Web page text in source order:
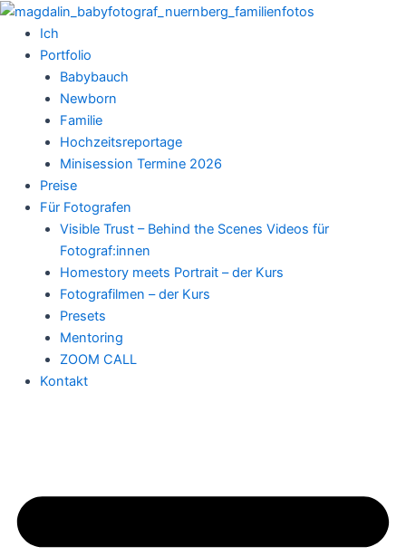
Zum
Inhalt
springen
Ich
Portfolio
Babybauch
Newborn
Familie
Hochzeitsreportage
Minisession Termine 2026
Preise
Für Fotografen
Visible Trust – Behind the Scenes Videos für
Fotograf:innen
Homestory meets Portrait – der Kurs
Fotografilmen – der Kurs
Presets
Mentoring
ZOOM CALL
Kontakt